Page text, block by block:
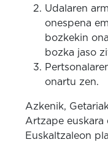
Udalaren
onespena
bozkekin
bozka jaso
onartu zen.
Azkenik,
Artzape euskara
Euskaltzaleon